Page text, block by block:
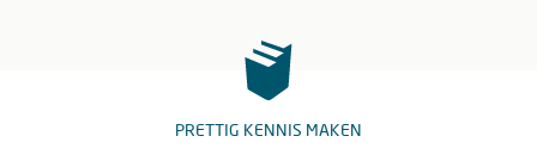
PRETTIG KENNIS MAKEN